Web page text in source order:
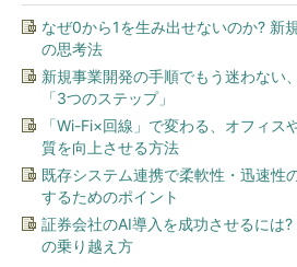
なぜ0から1を生み出せないのか? 新
の思考法
新規事業開発の手順でもう迷わない
「3つのステップ」
「Wi-Fi×回線」で変わる、オフィス
質を向上させる方法
既存システム連携で柔軟性・迅速性
するためのポイント
証券会社のAI導入を成功させるには
の乗り越え方